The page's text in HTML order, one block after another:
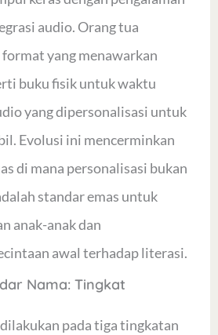
audio. Orang tua
yang menawarkan
buku fisik untuk waktu
yang dipersonalisasi untuk
Evolusi ini mencerminkan
di mana personalisasi bukan
standar emas untuk
anak-anak dan
awal terhadap literasi.
Nama: Tingkat
pada tiga tingkatan